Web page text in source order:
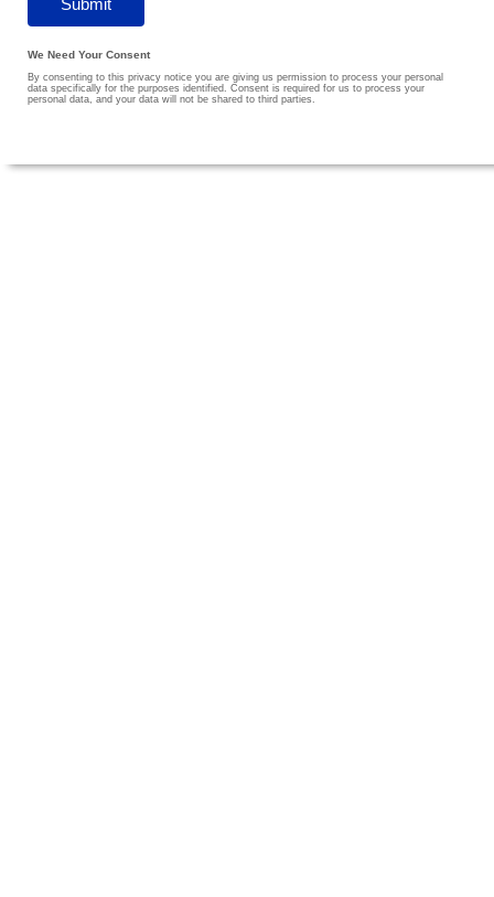
We Need Your Consent
By consenting to this privacy notice you are giving us permission to process your personal
data specifically for the purposes identified. Consent is required for us to process your
personal data, and your data will not be shared to third parties.